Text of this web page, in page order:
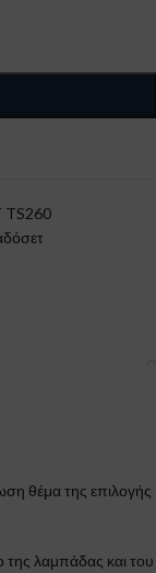
θέμα της επιλογής
της λαμπάδας και του